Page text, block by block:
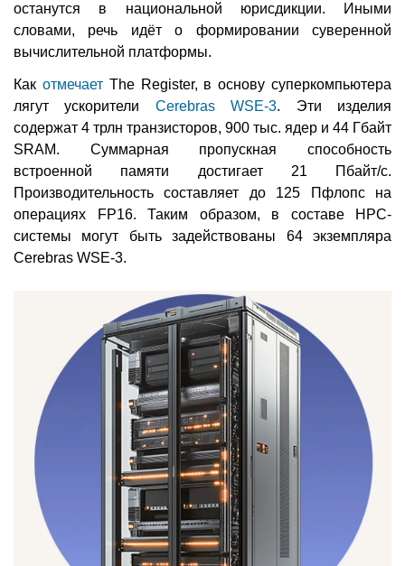
останутся в национальной юрисдикции. Иными
словами, речь идёт о формировании суверенной
вычислительной платформы.
Как отмечаетThe Register, в основу суперкомпьютера
лягут ускорители Cerebras WSE-3. Эти изделия
содержат 4 трлн транзисторов, 900 тыс. ядер и 44 Гбайт
SRAM. Суммарная пропускная способность
встроенной памяти достигает 21 Пбайт/с.
Производительность составляет до 125 Пфлопс на
операциях FP16. Таким образом, в составе НРС-
системы могут быть задействованы 64 экземпляра
Cerebras WSE-3.